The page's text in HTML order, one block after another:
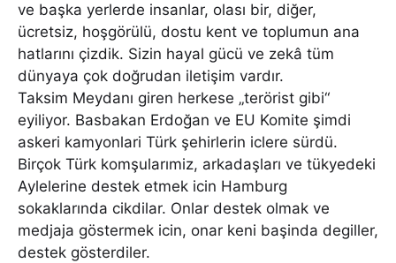
ve başka yerlerde insanlar, olası bir, diğer,
ücretsiz, hoşgörülü, dostu kent ve toplumun ana
hatlarını çizdik. Sizin hayal gücü ve zekâ tüm
dünyaya çok doğrudan iletişim vardır.
Taksim Meydanı giren herkese „terörist gibi“
eyiliyor. Basbakan Erdoğan ve EU Komite şimdi
askeri kamyonlari Türk şehirlerin iclere sürdü.
Birçok Türk komşularımiz, arkadaşları ve tükyedeki
Aylelerine destek etmek icin Hamburg
sokaklarında cikdilar. Onlar destek olmak ve
medjaja göstermek icin, onar keni başinda degiller,
destek gösterdiler.